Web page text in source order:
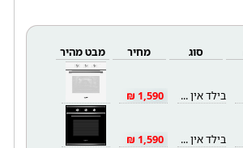
סוג מחיר מבט מהיר
בילד אין 70 1,590 ₪
בילד אין 70 1,590 ₪